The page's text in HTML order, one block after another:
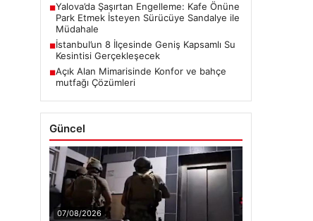
■Yalova’da Şaşırtan Engelleme: Kafe Önüne
Park Etmek İsteyen Sürücüye Sandalye ile
Müdahale
■İstanbul’un 8 İlçesinde Geniş Kapsamlı Su
Kesintisi Gerçekleşecek
■Açık Alan Mimarisinde Konfor ve bahçe
mutfağı Çözümleri
Güncel
07/08/2026